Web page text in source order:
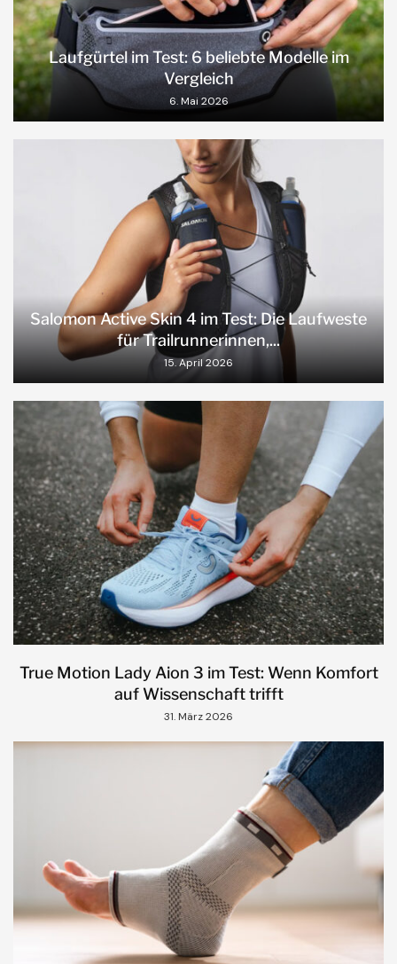
Laufgürtel im Test: 6 beliebte Modelle im
Vergleich
6. Mai 2026
Salomon Active Skin 4 im Test: Die Laufweste
für Trailrunnerinnen,...
15. April 2026
True Motion Lady Aion 3 im Test: Wenn Komfort
auf Wissenschaft trifft
31. März 2026